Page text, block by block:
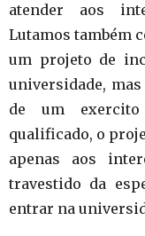
atender aos
Lutamos também
um projeto de
universidade,
de um
qualificado, o
apenas aos
travestido da
entrar na